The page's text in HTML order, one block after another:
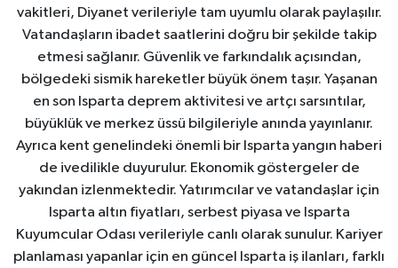
vakitleri, Diyanet verileriyle tam uyumlu olarak paylaşılır.
Vatandaşların ibadet saatlerini doğru bir şekilde takip
etmesi sağlanır. Güvenlik ve farkındalık açısından,
bölgedeki sismik hareketler büyük önem taşır. Yaşanan
en son Isparta deprem aktivitesi ve artçı sarsıntılar,
büyüklük ve merkez üssü bilgileriyle anında yayınlanır.
Ayrıca kent genelindeki önemli bir Isparta yangın haberi
de ivedilikle duyurulur. Ekonomik göstergeler de
yakından izlenmektedir. Yatırımcılar ve vatandaşlar için
Isparta altın fiyatları, serbest piyasa ve Isparta
Kuyumcular Odası verileriyle canlı olarak sunulur. Kariyer
planlaması yapanlar için en güncel Isparta iş ilanları, farklı